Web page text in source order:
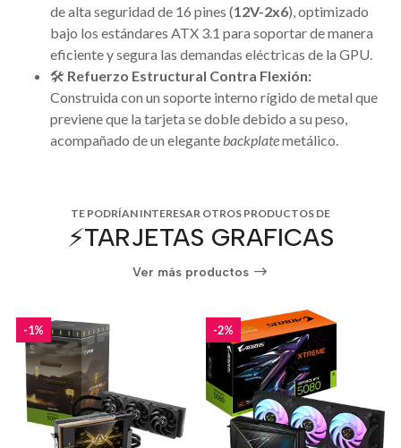
de alta seguridad de 16 pines (12V-2x6), optimizado
bajo los estándares ATX 3.1 para soportar de manera
eficiente y segura las demandas eléctricas de la GPU.
🛠️ Refuerzo Estructural Contra Flexión:
Construida con un soporte interno rígido de metal que
previene que la tarjeta se doble debido a su peso,
acompañado de un elegantebackplatemetálico.
TE PODRÍAN INTERESAR OTROS PRODUCTOS DE
⚡️TARJETAS GRAFICAS
Ver más productos
-1% -2%